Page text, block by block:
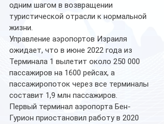
одним шагом в возвращении
туристической отрасли к нормальной
жизни.
Управление аэропортов Израиля
ожидает, что в июне 2022 года из
Терминала 1 вылетит около 250 000
пассажиров на 1600 рейсах, а
пассажиропоток через все терминалы
составит 1,9 млн пассажиров.
Первый терминал аэропорта Бен-
Гурион приостановил работу в 2020